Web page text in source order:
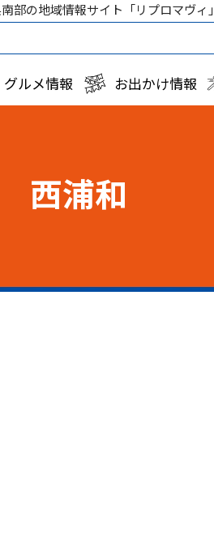
部の地域情報サイト「リプロマヴィ」
グルメ情報 お出かけ情報
西浦和